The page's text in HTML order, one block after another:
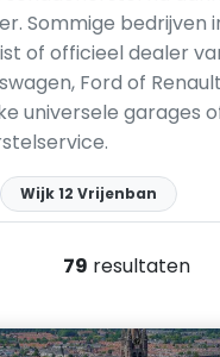
Sommige bedrijven
of officieel dealer
Ford of
universele garages
Wijk 12 Vrijenban
79 resultaten